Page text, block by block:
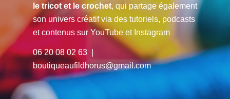
le tricot et le crochet, qui partage également
son univers créatif via des tutoriels, podcasts
et contenus sur YouTube et Instagram
06 20 08 02 63 |
boutiqueaufildhorus@gmail.com